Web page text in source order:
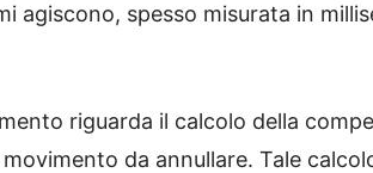
agiscono, spesso misurata in
riguarda il calcolo della
da annullare. Tale